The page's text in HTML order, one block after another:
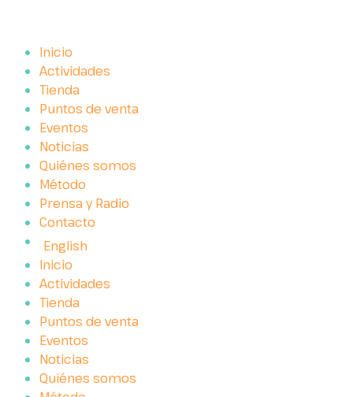
Inicio
Actividades
Tienda
Puntos de venta
Eventos
Noticias
Quiénes somos
Método
Prensa y Radio
Contacto
English
Inicio
Actividades
Tienda
Puntos de venta
Eventos
Noticias
Quiénes somos